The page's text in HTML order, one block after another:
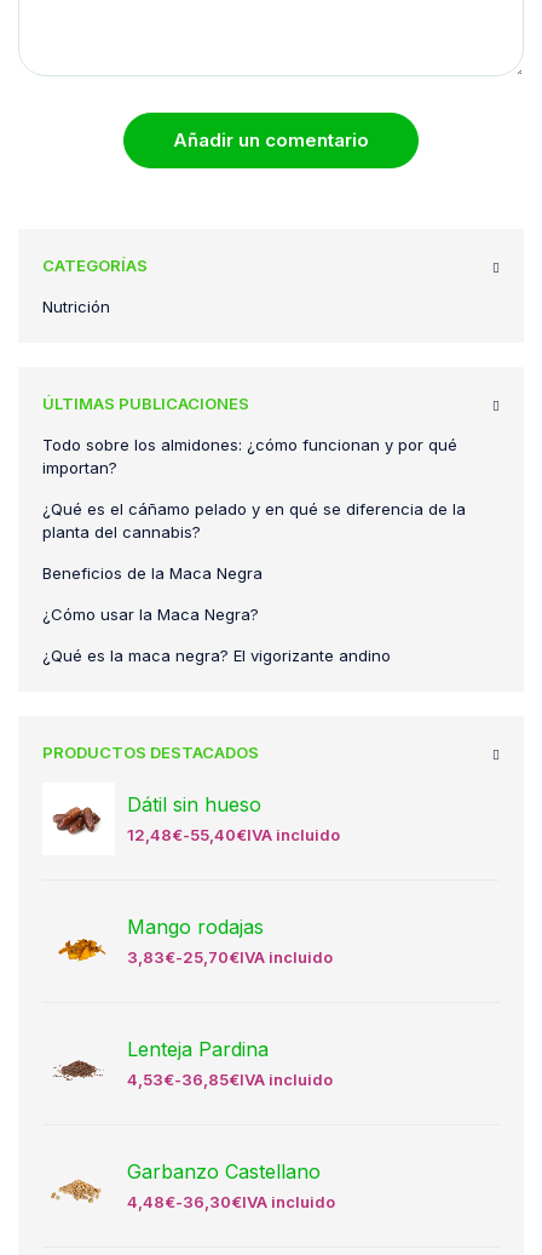
Añadir un comentario
CATEGORÍAS
Nutrición
ÚLTIMAS PUBLICACIONES
Todo sobre los almidones: ¿cómo funcionan y por qué
importan?
¿Qué es el cáñamo pelado y en qué se diferencia de la
planta del cannabis?
Beneficios de la Maca Negra
¿Cómo usar la Maca Negra?
¿Qué es la maca negra? El vigorizante andino
PRODUCTOS DESTACADOS
Dátil sin hueso
12,48€-55,40€IVA incluido
Mango rodajas
3,83€-25,70€IVA incluido
Lenteja Pardina
4,53€-36,85€IVA incluido
Garbanzo Castellano
4,48€-36,30€IVA incluido